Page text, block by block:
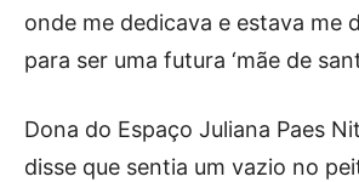
onde me dedicava e estava me
para ser uma futura ‘mãe de
Dona do Espaço Juliana Paes
disse que sentia um vazio no